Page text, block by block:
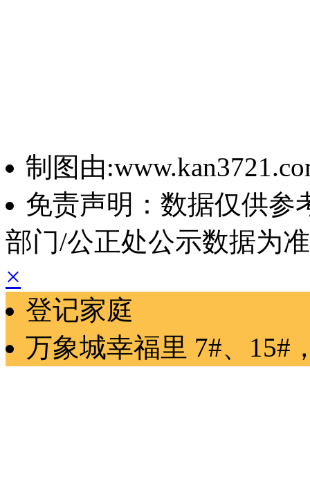
制图由
免责声明：数据仅供参
部门/公正处公示数据为
×
登记家庭
万象城幸福里 7#、15#